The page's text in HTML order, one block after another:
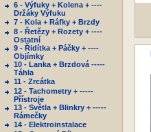
6 - Výfuky + Kolena + ----
Držáky Výfuku
7 - Kola + Ráfky + Brzdy
8 - Řetězy + Rozety + ----
Ostatní
9 - Řidítka + Páčky + ----
Objímky
10 - Lanka + Brzdová -----
Táhla
11 - Zrcátka
12 - Tachometry + -----
Přístroje
13 - Světla + Blinkry + -----
Rámečky
14 - Elektroinstalace